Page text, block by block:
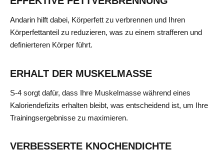
Andarin hilft dabei, Körperfett zu verbrennen und Ihren
Körperfettanteil zu reduzieren, was zu einem strafferen und
definierteren Körper führt.
ERHALT DER MUSKELMASSE
S-4 sorgt dafür, dass Ihre Muskelmasse während eines
Kaloriendefizits erhalten bleibt, was entscheidend ist, um Ihre
Trainingsergebnisse zu maximieren.
VERBESSERTE KNOCHENDICHTE